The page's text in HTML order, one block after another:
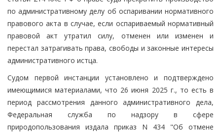
по административному делу об оспаривании нормативного
правового акта в случае, если оспариваемый нормативный
правовой акт утратил силу, отменен или изменен и
перестал затрагивать права, свободы и законные интересы
административного истца.
Судом первой инстанции установлено и подтверждено
имеющимися материалами, что 26 июня 2025 г., то есть в
период рассмотрения данного административного дела,
Федеральная служба по надзору в сфере
природопользования издала приказ N 434 "Об отмене